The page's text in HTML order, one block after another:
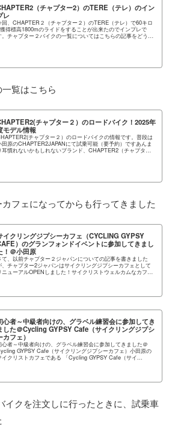
（チャプター2）のTERE（テレ）のイン
レ
回、CHAPTER２（チャプター２）のTERE（テレ）で60キロ
得標高1800mのライドをすることが出来たのでインプレで
。チャプター２バイクの一覧についてはこちらの記事をどうぞ
覧はこちら
チャプター２）のロードバイク！2025年
モデル情報
チャプター２）のロードバイクの情報です。普段は
田原のCHAPTER2JAPANにて試乗可能（要予約）ですあんま
耳慣れないかもしれないブランド、CHAPTER2（チャプター
）です...
フェになってからも行ってきました
イクリングジプシーカフェ（CYCLING GYPSY
）のグランフォンドイベントに参加してきまし
！＠小田原
て、以前チャプター２ジャパンについての記事を書きました
、チャプター2ジャパンはサイクリングジプシーカフェとして
ニューアルOPENしました！サイクリストウェルカムなカフ
心者～中級者向けの、グラベル練習会に参加してき
した＠Cycling GYPSY Cafe（サイクリングジプシ
カフェ）
心者～中級者向けの、グラベル練習会に参加してきました＠
GYPSY Cafe（サイクリングジプシーカフェ）小田原の
イクリストカフェである 「Cycling GYPSY Cafe（サイ...
イクを注文しに行ったときに、試乗車